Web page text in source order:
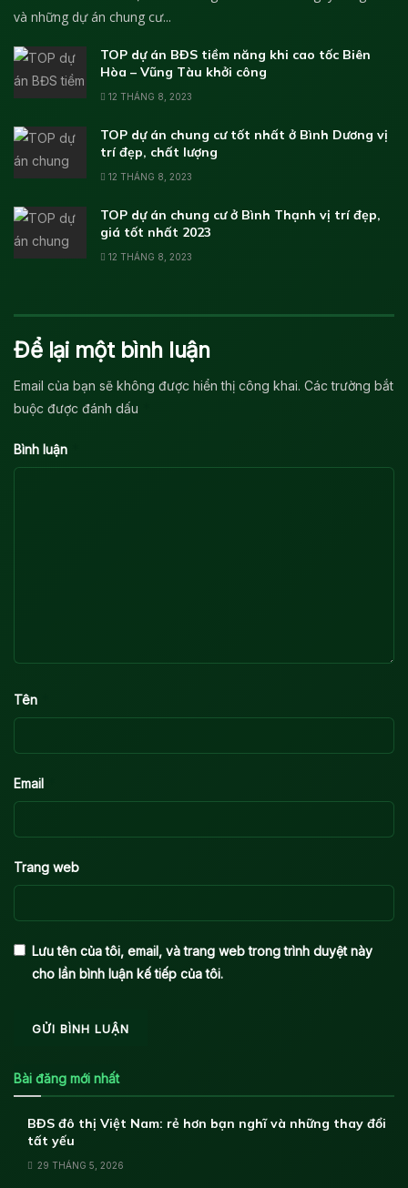
và những dự án chung cư...
TOP dự án BĐS tiềm năng khi cao tốc Biên
Hòa – Vũng Tàu khởi công
12 THÁNG 8, 2023
TOP dự án chung cư tốt nhất ở Bình Dương vị
trí đẹp, chất lượng
12 THÁNG 8, 2023
TOP dự án chung cư ở Bình Thạnh vị trí đẹp,
giá tốt nhất 2023
12 THÁNG 8, 2023
Để lại một bình luận
Email của bạn sẽ không được hiển thị công khai. Các trường bắt
buộc được đánh dấu
Bình luận
Tên
Email
Trang web
Lưu tên của tôi, email, và trang web trong trình duyệt này
cho lần bình luận kế tiếp của tôi.
Bài đăng mới nhất
BĐS đô thị Việt Nam: rẻ hơn bạn nghĩ và những thay đổi
tất yếu
29 THÁNG 5, 2026